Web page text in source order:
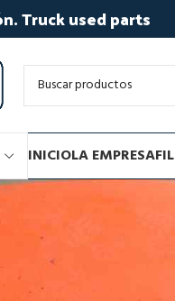
Truck used parts
INICIOLA EMPRESA